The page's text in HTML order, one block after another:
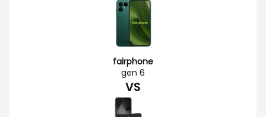
fairphone
gen 6
VS